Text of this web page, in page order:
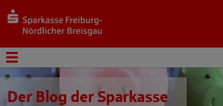
Der Blog der Sparkasse